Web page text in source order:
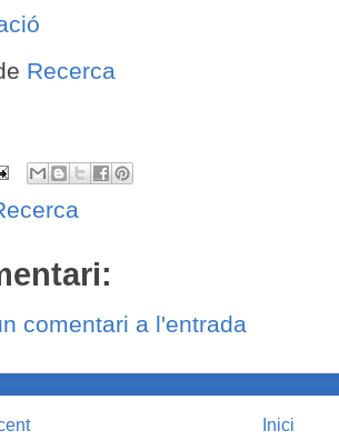
Recerca
comentari a l'entrada
Inici